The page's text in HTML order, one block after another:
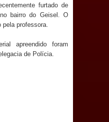
promove
Neon com ações de
furtado de
bairro do Geisel. O
pela professora.
apreendido foram
de Polícia.